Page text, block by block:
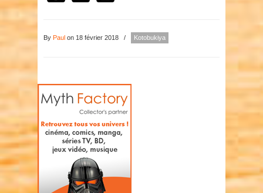
By Paul on 18 février 2018 / Kotobukiya